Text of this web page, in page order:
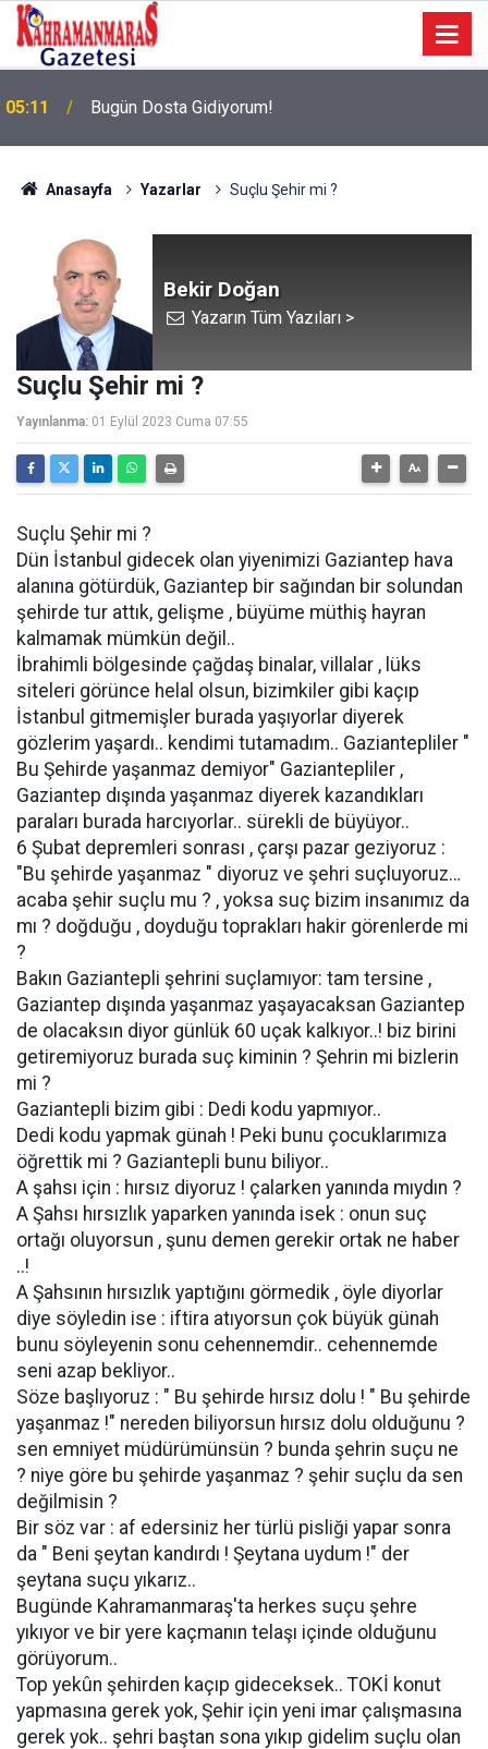
05:11 Bugün Dosta Gidiyorum!
Anasayfa Yazarlar Suçlu Şehir mi ?
Bekir Doğan
Yazarın Tüm Yazıları >
Suçlu Şehir mi ?
Yayınlanma: 01 Eylül 2023 Cuma 07:55
Suçlu Şehir mi ?
Dün İstanbul gidecek olan yiyenimizi Gaziantep hava
alanına götürdük, Gaziantep bir sağından bir solundan
şehirde tur attık, gelişme , büyüme müthiş hayran
kalmamak mümkün değil..
İbrahimli bölgesinde çağdaş binalar, villalar , lüks
siteleri görünce helal olsun, bizimkiler gibi kaçıp
İstanbul gitmemişler burada yaşıyorlar diyerek
gözlerim yaşardı.. kendimi tutamadım.. Gaziantepliler "
Bu Şehirde yaşanmaz demiyor" Gaziantepliler ,
Gaziantep dışında yaşanmaz diyerek kazandıkları
paraları burada harcıyorlar.. sürekli de büyüyor..
6 Şubat depremleri sonrası , çarşı pazar geziyoruz :
"Bu şehirde yaşanmaz " diyoruz ve şehri suçluyoruz…
acaba şehir suçlu mu ? , yoksa suç bizim insanımız da
mı ? doğduğu , doyduğu toprakları hakir görenlerde mi
?
Bakın Gaziantepli şehrini suçlamıyor: tam tersine ,
Gaziantep dışında yaşanmaz yaşayacaksan Gaziantep
de olacaksın diyor günlük 60 uçak kalkıyor..! biz birini
getiremiyoruz burada suç kiminin ? Şehrin mi bizlerin
mi ?
Gaziantepli bizim gibi : Dedi kodu yapmıyor..
Dedi kodu yapmak günah ! Peki bunu çocuklarımıza
öğrettik mi ? Gaziantepli bunu biliyor..
A şahsı için : hırsız diyoruz ! çalarken yanında mıydın ?
A Şahsı hırsızlık yaparken yanında isek : onun suç
ortağı oluyorsun , şunu demen gerekir ortak ne haber
..!
A Şahsının hırsızlık yaptığını görmedik , öyle diyorlar
diye söyledin ise : iftira atıyorsun çok büyük günah
bunu söyleyenin sonu cehennemdir.. cehennemde
seni azap bekliyor..
Söze başlıyoruz : " Bu şehirde hırsız dolu ! " Bu şehirde
yaşanmaz !" nereden biliyorsun hırsız dolu olduğunu ?
sen emniyet müdürümünsün ? bunda şehrin suçu ne
? niye göre bu şehirde yaşanmaz ? şehir suçlu da sen
değilmisin ?
Bir söz var : af edersiniz her türlü pisliği yapar sonra
da " Beni şeytan kandırdı ! Şeytana uydum !" der
şeytana suçu yıkarız..
Bugünde Kahramanmaraş'ta herkes suçu şehre
yıkıyor ve bir yere kaçmanın telaşı içinde olduğunu
görüyorum..
Top yekûn şehirden kaçıp gideceksek.. TOKİ konut
yapmasına gerek yok, Şehir için yeni imar çalışmasına
gerek yok.. şehri baştan sona yıkıp gidelim suçlu olan